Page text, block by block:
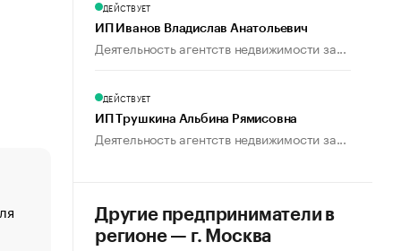
«От спорта тело стареет иначе». Как живет глава
создавшей GTA
ДЕЙСТВУЕТ
ИП Иванов Владислав Анатольевич
Деятельность агентств недвижимости за...
ДЕЙСТВУЕТ
ИП Трушкина Альбина Рямисовна
Деятельность агентств недвижимости за...
Другие предприниматели в
регионе — г. Москва